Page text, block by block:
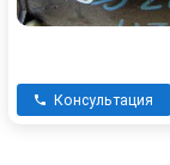
Консультация